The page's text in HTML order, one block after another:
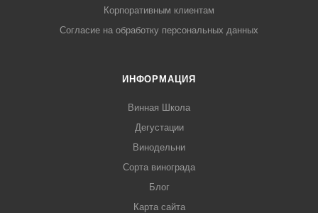
Корпоративным клиентам
Согласие на обработку персональных данных
ИНФОРМАЦИЯ
Винная Школа
Дегустации
Винодельни
Сорта винограда
Блог
Карта сайта